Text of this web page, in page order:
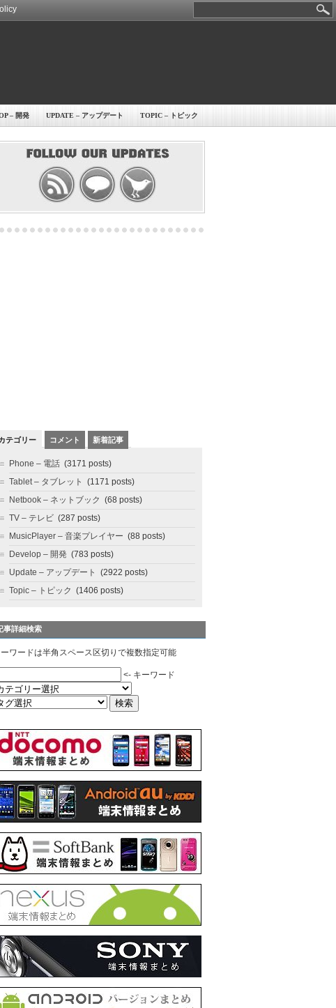
– 開発 UPDATE – アップデート TOPIC – トピック
テゴリー コメント 新着記事
Phone – 電話 (3171 posts)
Tablet – タブレット
(1171 posts)
Netbook – ネットブック (68 posts)
TV – テレビ (287 posts)
MusicPlayer – 音楽プレイヤー (88 posts)
Develop – 開発 (783 posts)
Update – アップデート
(2922 posts)
Topic – トピック (1406 posts)
事詳細検索
ワードは半角スペース区切りで複数指定可能
<- キーワード